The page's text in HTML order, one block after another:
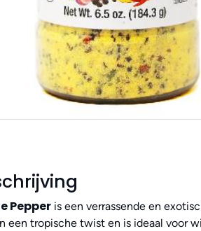
Pepper is een verrassende en
een tropische twist en is ideaal voor